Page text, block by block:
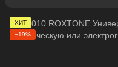
ХИТ
−19%